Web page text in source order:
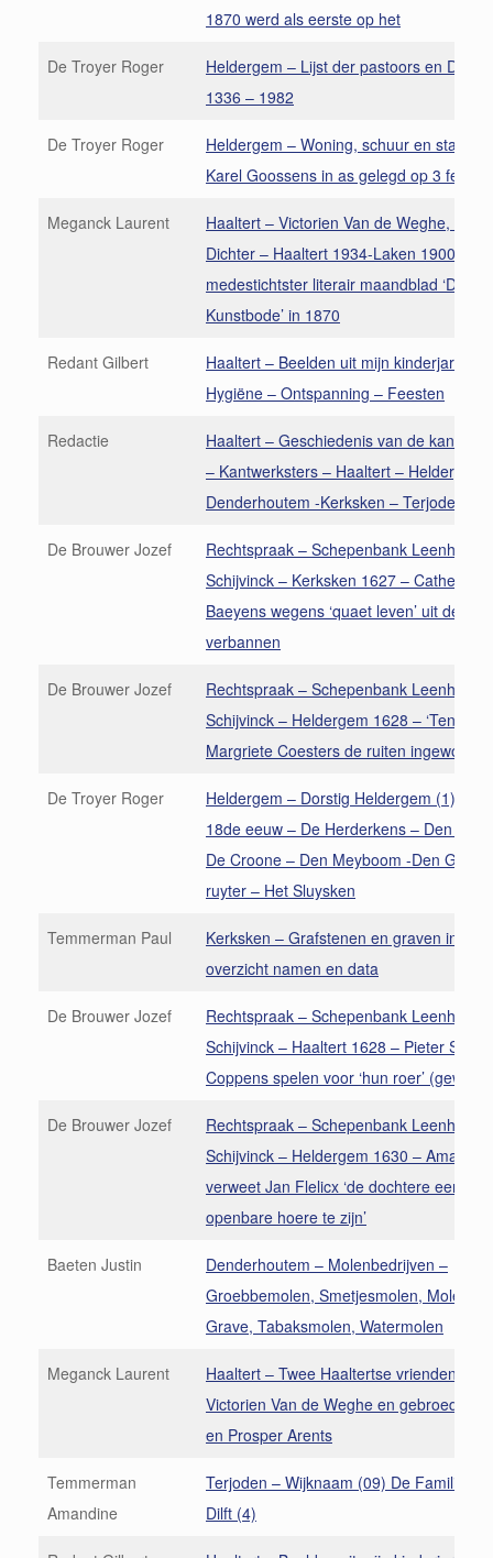
1870 werd als eerste op het
De Troyer Roger
Heldergem – Lijst der pastoors en
1336 – 1982
De Troyer Roger
Heldergem – Woning, schuur en stalling
Karel Goossens in as gelegd op 3
Meganck Laurent
Haaltert – Victorien Van de Weghe,
Dichter – Haaltert 1934-Laken 1900 –
medestichtster literair maandblad ‘De
Kunstbode’ in 1870
Redant Gilbert
Haaltert – Beelden uit mijn kinderjaren
Hygiëne – Ontspanning – Feesten
Redactie
Haaltert – Geschiedenis van de kant –
– Kantwerksters – Haaltert – Heldergem
Denderhoutem -Kerksken – Terjoden
De Brouwer Jozef
Rechtspraak – Schepenbank Leenhof de
Schijvinck – Kerksken 1627 – Cathelijne
Baeyens wegens ‘quaet leven’ uit de
verbannen
De Brouwer Jozef
Rechtspraak – Schepenbank Leenhof de
Schijvinck – Heldergem 1628 – ‘Ten
Margriete Coesters de ruiten
De Troyer Roger
Heldergem – Dorstig Heldergem (1)
18de eeuw – De Herderkens – Den
De Croone – Den Meyboom -Den
ruyter – Het Sluysken
Temmerman Paul
Kerksken – Grafstenen en graven in de
overzicht namen en data
De Brouwer Jozef
Rechtspraak – Schepenbank Leenhof de
Schijvinck – Haaltert 1628 – Pieter
Coppens spelen voor ‘hun roer’ (geweer)
De Brouwer Jozef
Rechtspraak – Schepenbank Leenhof de
Schijvinck – Heldergem 1630 – Amandt
verweet Jan Flelicx ‘de dochtere een
openbare hoere te zijn’
Baeten Justin
Denderhoutem – Molenbedrijven –
Groebbemolen, Smetjesmolen, Molen De
Grave, Tabaksmolen, Watermolen
Meganck Laurent
Haaltert – Twee Haaltertse vrienden,
Victorien Van de Weghe en gebroeders
en Prosper Arents
Temmerman
Amandine
Terjoden – Wijknaam (09) De Familie
Dilft (4)